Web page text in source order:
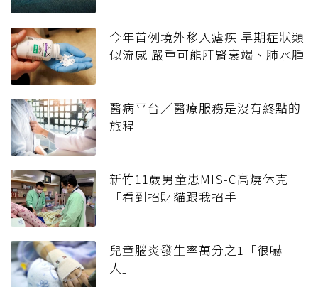
今年首例境外移入瘧疾 早期症狀類
似流感 嚴重可能肝腎衰竭、肺水腫
醫病平台／醫療服務是沒有終點的
旅程
新竹11歲男童患MIS-C高燒休克
「看到招財貓跟我招手」
兒童腦炎發生率萬分之1「很嚇
人」